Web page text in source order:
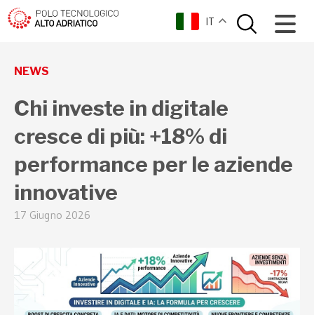
IT
torna indietro
NEWS
Chi investe in digitale
cresce di più: +18% di
performance per le aziende
innovative
17 Giugno 2026